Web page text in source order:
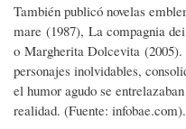
También publicó novelas
mare (1987), La compagnia
o Margherita Dolcevita (2005).
personajes inolvidables,
el humor agudo se
realidad. (Fuente: infobae.com).